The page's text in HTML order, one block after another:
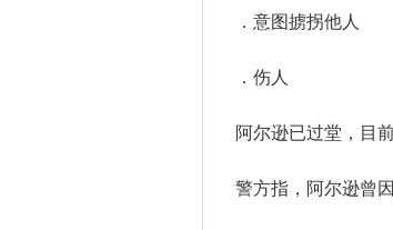
．意图掳拐他人
．伤人
阿尔逊已过堂，目
警方指，阿尔逊曾